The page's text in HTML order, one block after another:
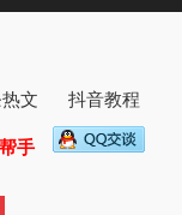
文
抖音教程
手